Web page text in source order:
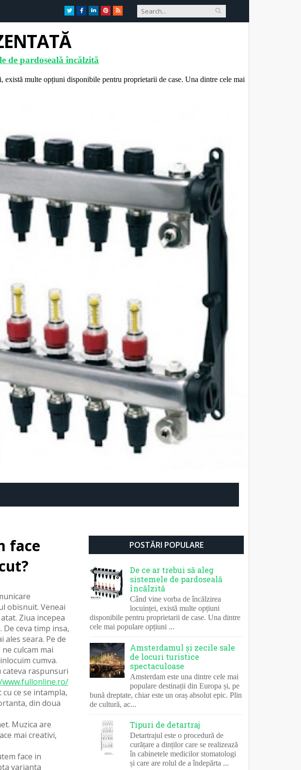
de pardoseală încălzită
există multe opțiuni disponibile pentru proprietarii de case. Una dintre cele mai
face
obisnuit. Veneai
Ziua incepea
ceva timp insa,
seara. Pe de
culcam mai
cumva.
cateva raspunsuri
ce se intampla,
din doua
Muzica are
mai creativi,
face in
varianta
POSTĂRI POPULARE
De ce ar trebui să aleg
sistemele de pardoseală
încălzită
Când vine vorba de încălzirea
locuinței, există multe opțiuni
disponibile pentru proprietarii de case. Una dintre
cele mai populare opțiuni ...
Amsterdamul și zecile sale
de locuri turistice
spectaculoase
Amsterdam este una dintre cele mai
populare destinații din Europa și, pe
bună dreptate, chiar este un oraș absolut epic. Plin
de cultură, ac...
Tipuri de detartraj
Detartrajul este o procedură de
curățare a dinților care se realizează
în cabinetele medicilor stomatologi
și care are rolul de a îndepărta ...